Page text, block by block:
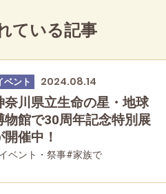
ている記事
ベント 2024.08.14
奈川県立生命の星・地球
物館で30周年記念特別展
開催中！
ベント・祭事#家族で